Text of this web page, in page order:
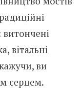
вітальні
ви
серцем.